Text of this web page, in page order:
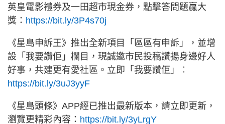
英皇電影禮券及一田超市現金券，點擊答問題贏大
獎： https://bit.ly/3P4s70j
《星島申訴王》推出全新項目「區區有申訴」，並增
設「我要讚佢」欄目，現誠邀市民投稿讚揚身邊好人
好事，共建更有愛社區。立即「我要讚佢」︰
https://bit.ly/3uJ3yyF
《星島頭條》APP經已推出最新版本，請立即更新，
瀏覽更精彩內容： https://bit.ly/3yLrgY